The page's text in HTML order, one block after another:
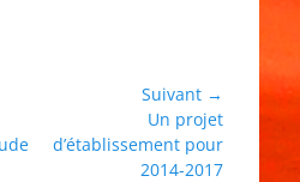
Suivant →
suivant :
Un projet
d’établissement pour
2014-2017